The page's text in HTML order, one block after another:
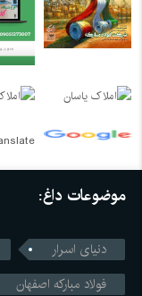
موضوعات داغ:
دنیای اسرار
فولاد مبارکه اصفهان